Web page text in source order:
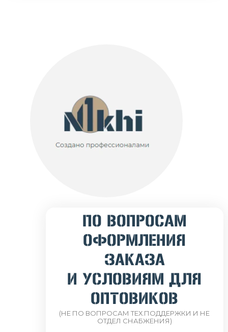
ПО ВОПРОСАМ
ОФОРМЛЕНИЯ
ЗАКАЗА
И УСЛОВИЯМ ДЛЯ
ОПТОВИКОВ
(НЕ ПО ВОПРОСАМ ТЕХ.ПОДДЕРЖКИ И НЕ
ОТДЕЛ СНАБЖЕНИЯ)